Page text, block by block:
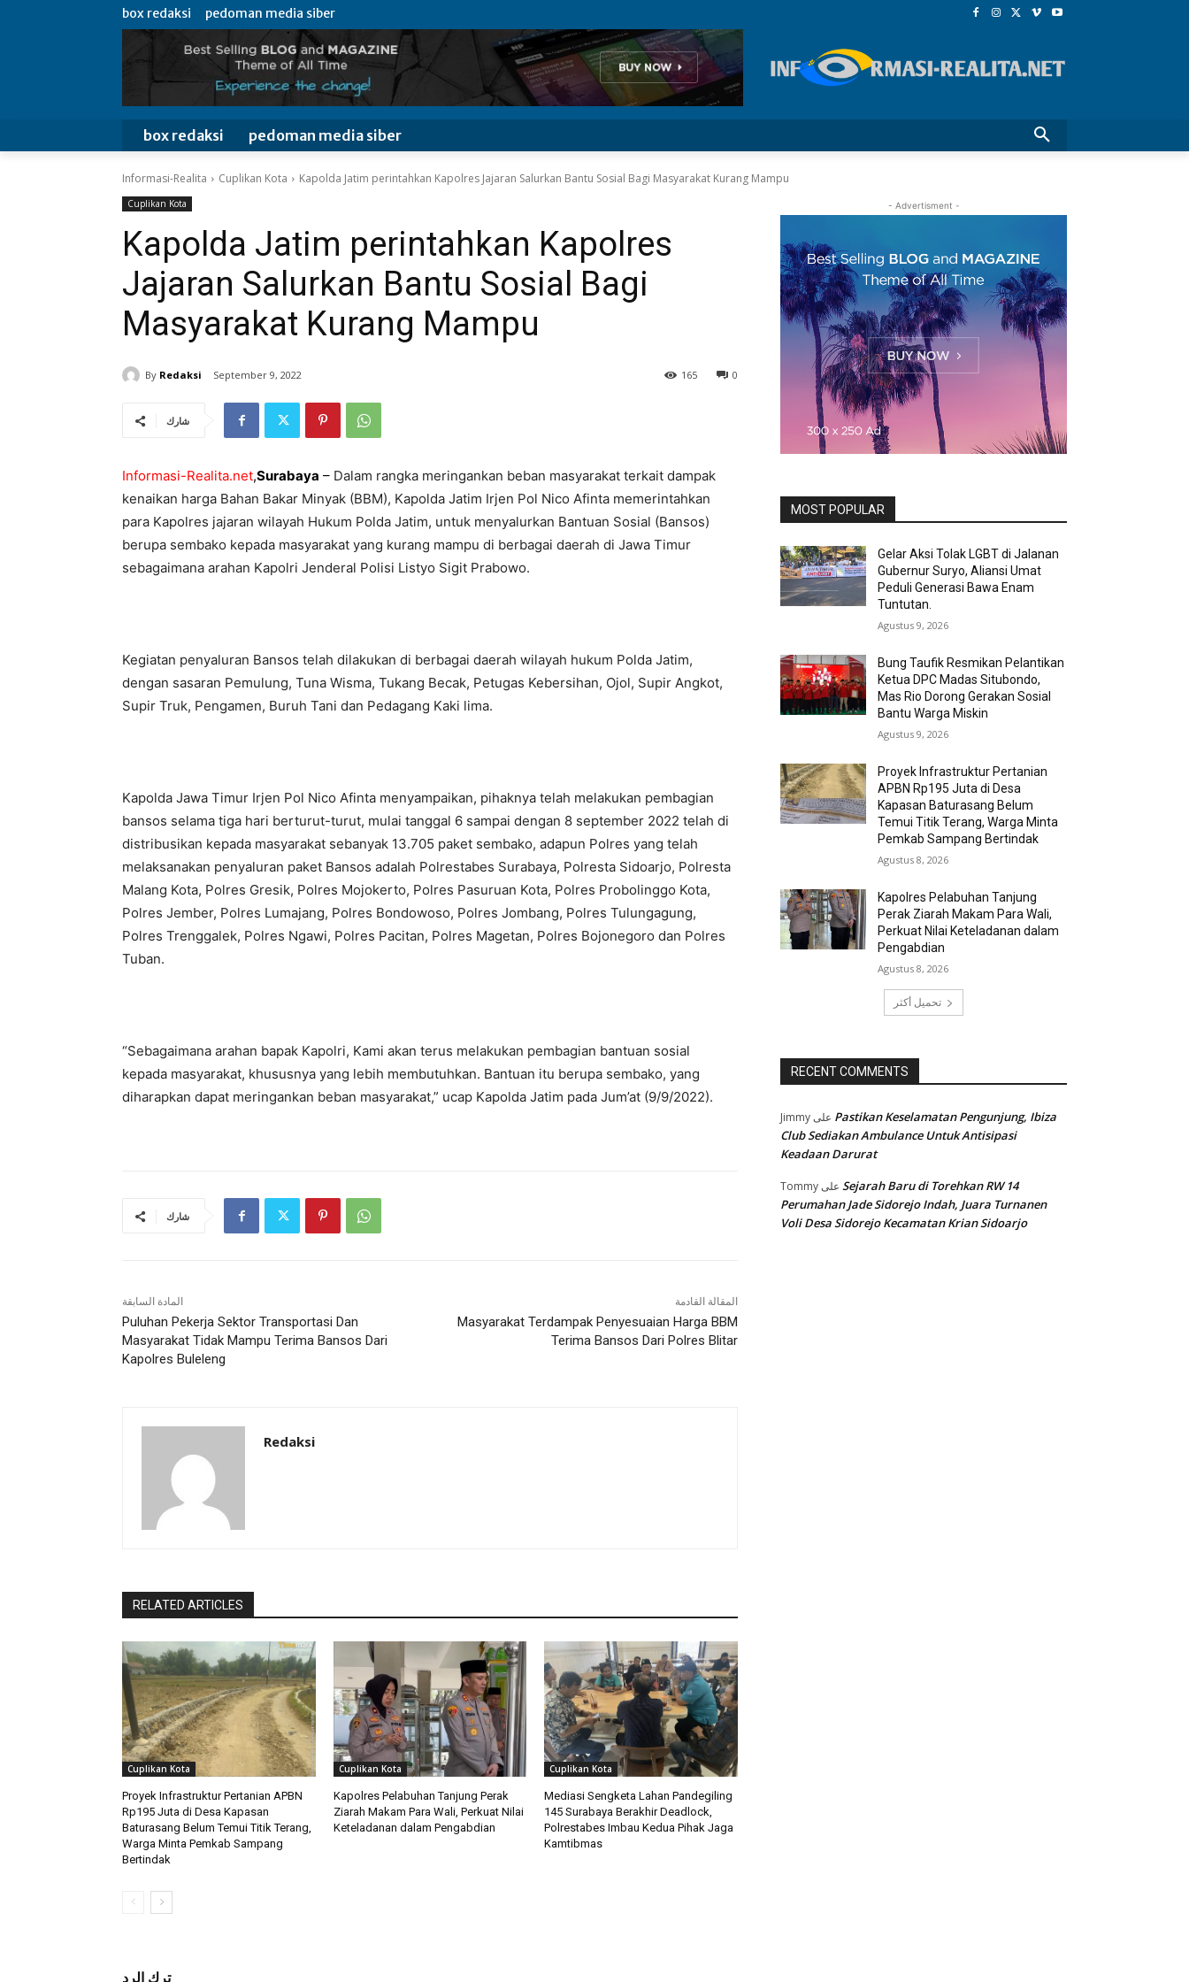
box redaksi pedoman media siber
box redaksi pedoman media siber
Informasi-Realita Cuplikan Kota Kapolda Jatim perintahkan Kapolres Jajaran Salurkan Bantu Sosial Bagi Masyarakat Kurang Mampu
Cuplikan Kota
Kapolda Jatim perintahkan Kapolres
Jajaran Salurkan Bantu Sosial Bagi
Masyarakat Kurang Mampu
By Redaksi September 9, 2022 0
165
شارك
Informasi-Realita.net,Surabaya – Dalam rangka meringankan beban masyarakat terkait dampak
kenaikan harga Bahan Bakar Minyak (BBM), Kapolda Jatim Irjen Pol Nico Afinta memerintahkan
para Kapolres jajaran wilayah Hukum Polda Jatim, untuk menyalurkan Bantuan Sosial (Bansos)
berupa sembako kepada masyarakat yang kurang mampu di berbagai daerah di Jawa Timur
sebagaimana arahan Kapolri Jenderal Polisi Listyo Sigit Prabowo.
Kegiatan penyaluran Bansos telah dilakukan di berbagai daerah wilayah hukum Polda Jatim,
dengan sasaran Pemulung, Tuna Wisma, Tukang Becak, Petugas Kebersihan, Ojol, Supir Angkot,
Supir Truk, Pengamen, Buruh Tani dan Pedagang Kaki lima.
Kapolda Jawa Timur Irjen Pol Nico Afinta menyampaikan, pihaknya telah melakukan pembagian
bansos selama tiga hari berturut-turut, mulai tanggal 6 sampai dengan 8 september 2022 telah di
distribusikan kepada masyarakat sebanyak 13.705 paket sembako, adapun Polres yang telah
melaksanakan penyaluran paket Bansos adalah Polrestabes Surabaya, Polresta Sidoarjo, Polresta
Malang Kota, Polres Gresik, Polres Mojokerto, Polres Pasuruan Kota, Polres Probolinggo Kota,
Polres Jember, Polres Lumajang, Polres Bondowoso, Polres Jombang, Polres Tulungagung,
Polres Trenggalek, Polres Ngawi, Polres Pacitan, Polres Magetan, Polres Bojonegoro dan Polres
Tuban.
“Sebagaimana arahan bapak Kapolri, Kami akan terus melakukan pembagian bantuan sosial
kepada masyarakat, khususnya yang lebih membutuhkan. Bantuan itu berupa sembako, yang
diharapkan dapat meringankan beban masyarakat,” ucap Kapolda Jatim pada Jum’at (9/9/2022).
شارك
المادة السابقة
Puluhan Pekerja Sektor Transportasi Dan
Masyarakat Tidak Mampu Terima Bansos Dari
Kapolres Buleleng
المقالة القادمة
Masyarakat Terdampak Penyesuaian Harga BBM
Terima Bansos Dari Polres Blitar
Redaksi
RELATED ARTICLES
Cuplikan Kota
Proyek Infrastruktur Pertanian APBN
Rp195 Juta di Desa Kapasan
Baturasang Belum Temui Titik Terang,
Warga Minta Pemkab Sampang
Bertindak
Cuplikan Kota
Kapolres Pelabuhan Tanjung Perak
Ziarah Makam Para Wali, Perkuat Nilai
Keteladanan dalam Pengabdian
Cuplikan Kota
Mediasi Sengketa Lahan Pandegiling
145 Surabaya Berakhir Deadlock,
Polrestabes Imbau Kedua Pihak Jaga
Kamtibmas
ترك الرد
- Advertisment -
MOST POPULAR
Gelar Aksi Tolak LGBT di Jalanan
Gubernur Suryo, Aliansi Umat
Peduli Generasi Bawa Enam
Tuntutan.
Agustus 9, 2026
Bung Taufik Resmikan Pelantikan
Ketua DPC Madas Situbondo,
Mas Rio Dorong Gerakan Sosial
Bantu Warga Miskin
Agustus 9, 2026
Proyek Infrastruktur Pertanian
APBN Rp195 Juta di Desa
Kapasan Baturasang Belum
Temui Titik Terang, Warga Minta
Pemkab Sampang Bertindak
Agustus 8, 2026
Kapolres Pelabuhan Tanjung
Perak Ziarah Makam Para Wali,
Perkuat Nilai Keteladanan dalam
Pengabdian
Agustus 8, 2026
تحميل أكثر
RECENT COMMENTS
Jimmy
Pastikan Keselamatan Pengunjung, Ibiza
Club Sediakan Ambulance Untuk Antisipasi
Keadaan Darurat
Tommy
Sejarah Baru di Torehkan RW 14
Perumahan Jade Sidorejo Indah, Juara Turnanen
Voli Desa Sidorejo Kecamatan Krian Sidoarjo